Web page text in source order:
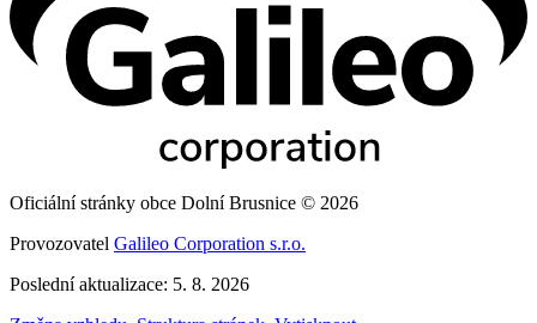
Oficiální stránky obce Dolní Brusnice © 2026
Provozovatel Galileo Corporation s.r.o.
Poslední aktualizace: 5. 8. 2026